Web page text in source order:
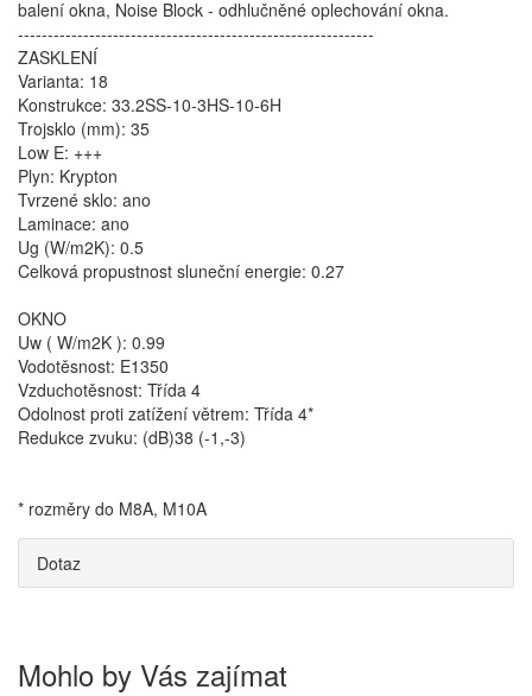
balení okna, Noise Block - odhlučněné oplechování okna.
------------------------------------------------------------
ZASKLENÍ
Varianta: 18
Konstrukce: 33.2SS-10-3HS-10-6H
Trojsklo (mm): 35
Low E: +++
Plyn: Krypton
Tvrzené sklo: ano
Laminace: ano
Ug (W/m2K): 0.5
Celková propustnost sluneční energie: 0.27
OKNO
Uw ( W/m2K ): 0.99
Vodotěsnost: E1350
Vzduchotěsnost: Třída 4
Odolnost proti zatížení větrem: Třída 4*
Redukce zvuku: (dB)38 (-1,-3)
* rozměry do M8A, M10A
Dotaz
Mohlo by Vás zajímat